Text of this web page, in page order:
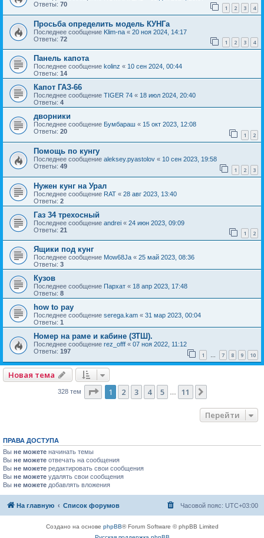
Ответы: 70 1 2 3 4
Просьба определить модель КУНГа
Последнее сообщение Klim-na « 20 ноя 2024, 14:17
Ответы: 72 1 2 3 4
Панель капота
Последнее сообщение kolinz « 10 сен 2024, 00:44
Ответы: 14
Капот ГАЗ-66
Последнее сообщение TIGER 74 « 18 июл 2024, 20:40
Ответы: 4
дворники
Последнее сообщение Бумбараш « 15 окт 2023, 12:08
Ответы: 20 1 2
Помощь по кунгу
Последнее сообщение aleksey.pyastolov « 10 сен 2023, 19:58
Ответы: 49 1 2 3
Нужен кунг на Урал
Последнее сообщение RAT « 28 авг 2023, 13:40
Ответы: 2
Газ 34 трехосный
Последнее сообщение andrei « 24 июн 2023, 09:09
Ответы: 21 1 2
Ящики под кунг
Последнее сообщение Mow68Ja « 25 май 2023, 08:36
Ответы: 3
Кузов
Последнее сообщение Пархат « 18 апр 2023, 17:48
Ответы: 8
how to pay
Последнее сообщение serega.kam « 31 мар 2023, 00:04
Ответы: 1
Номер на раме и кабине (ЗТШ).
Последнее сообщение rez_offf « 07 ноя 2022, 11:12
Ответы: 197 1 … 7 8 9 10
Новая тема
328 тем Страница из 11
1 2 3 4 5 11
Перейти
ПРАВА ДОСТУПА
Вы не можете начинать темы
Вы не можете отвечать на сообщения
Вы не можете редактировать свои сообщения
Вы не можете удалять свои сообщения
Вы не можете добавлять вложения
На главную Список форумов Часовой пояс: UTC+03:00
Создано на основе phpBB® Forum Software © phpBB Limited